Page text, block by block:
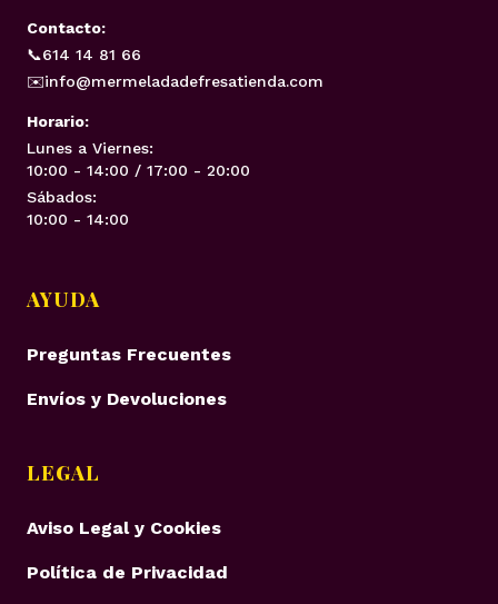
Contacto:
📞614 14 81 66
✉️info@mermeladadefresatienda.com
Horario:
Lunes a Viernes:
10:00 - 14:00 / 17:00 - 20:00
Sábados:
10:00 - 14:00
AYUDA
Preguntas Frecuentes
Envíos y Devoluciones
LEGAL
Aviso Legal y Cookies
Política de Privacidad